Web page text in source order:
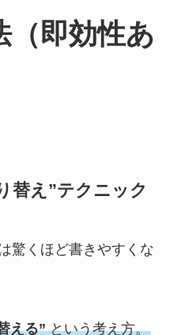
（即効性あ
替え”テクニック
驚くほど書きやすくな
える”という考え方。